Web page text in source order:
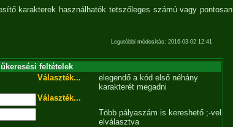
karakterek használhatók tetszőleges számú vagy pontosan
Legutóbbi módosítás: 2016-03-02 12:41
feltételek
Választék...
elegendő a kód első néhány
karakterét megadni
Választék...
Több pályaszám is kereshető ;-vel
elválasztva